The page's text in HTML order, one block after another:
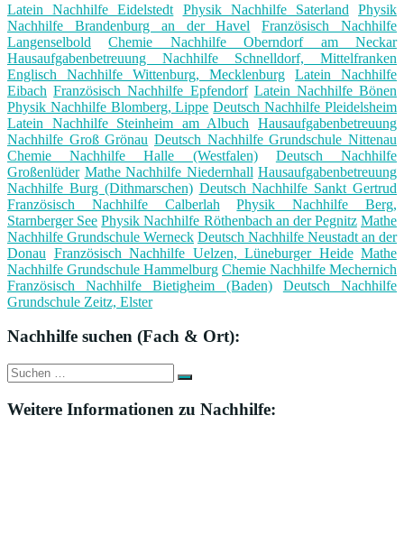
Latein Nachhilfe Eidelstedt Physik Nachhilfe Saterland
Physik
Nachhilfe Brandenburg an der Havel
Französisch Nachhilfe
Langenselbold
Chemie Nachhilfe Oberndorf am Neckar
Hausaufgabenbetreuung Nachhilfe Schnelldorf, Mittelfranken
Englisch Nachhilfe Wittenburg, Mecklenburg
Latein Nachhilfe
Eibach Französisch Nachhilfe Epfendorf Latein Nachhilfe Bönen
Physik Nachhilfe Blomberg, Lippe Deutsch Nachhilfe Pleidelsheim
Latein Nachhilfe Steinheim am Albuch
Hausaufgabenbetreuung
Nachhilfe Groß Grönau Deutsch Nachhilfe Grundschule Nittenau
Chemie Nachhilfe Halle (Westfalen)
Deutsch Nachhilfe
Großenlüder Mathe Nachhilfe Niedernhall Hausaufgabenbetreuung
Nachhilfe Burg (Dithmarschen) Deutsch Nachhilfe Sankt Gertrud
Französisch Nachhilfe Calberlah
Physik Nachhilfe Berg,
Starnberger See Physik Nachhilfe Röthenbach an der Pegnitz Mathe
Nachhilfe Grundschule Werneck Deutsch Nachhilfe Neustadt an der
Donau Französisch Nachhilfe Uelzen, Lüneburger Heide Mathe
Nachhilfe Grundschule Hammelburg Chemie Nachhilfe Mechernich
Französisch Nachhilfe Bietigheim (Baden)
Deutsch Nachhilfe
Grundschule Zeitz, Elster
Nachhilfe suchen (Fach & Ort):
Suche
nach:
Suchen
Weitere Informationen zu Nachhilfe: